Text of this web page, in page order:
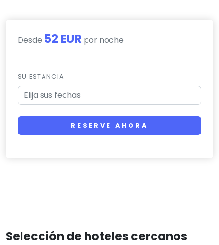
Desde 52 EUR por noche
SU ESTANCIA
RESERVE AHORA
Selección de hoteles cercanos